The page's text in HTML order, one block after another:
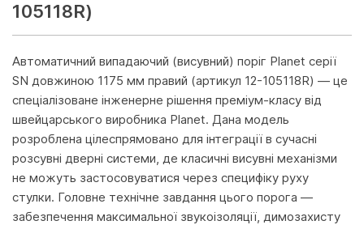
105118R)
Автоматичний випадаючий (висувний) поріг Planet серії
SN довжиною 1175 мм правий (артикул 12-105118R) — це
спеціалізоване інженерне рішення преміум-класу від
швейцарського виробника Planet. Дана модель
розроблена цілеспрямовано для інтеграції в сучасні
розсувні дверні системи, де класичні висувні механізми
не можуть застосовуватися через специфіку руху
стулки. Головне технічне завдання цього порога —
забезпечення максимальної звукоізоляції, димозахисту